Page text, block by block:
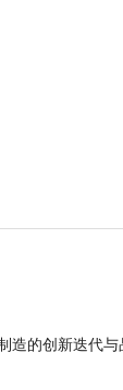
造的创新迭代与